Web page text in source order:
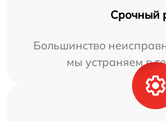
Срочный
Большинство
мы устраняем в